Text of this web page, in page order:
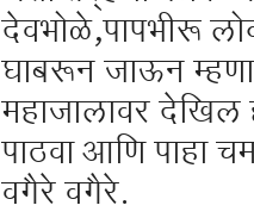
देवभोळे,पापभीरू
घाबरून जाऊन म्हणा
महाजालावर
पाठवा आणि पाहा
वगैरे वगैरे.